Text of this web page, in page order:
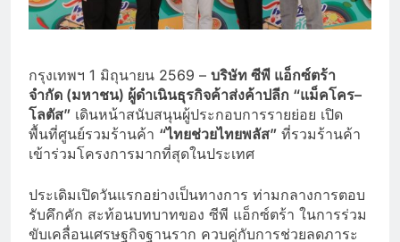
กรุงเทพฯ 1 มิถุนายน 2569 – บริษัท ซีพี แอ็กซ์ตร้า
จำกัด (มหาชน) ผู้ดำเนินธุรกิจค้าส่งค้าปลีก “แม็คโคร–
โลตัส” เดินหน้าสนับสนุนผู้ประกอบการรายย่อย เปิด
พื้นที่ศูนย์รวมร้านค้า “ไทยช่วยไทยพลัส” ที่รวมร้านค้า
เข้าร่วมโครงการมากที่สุดในประเทศ
ประเดิมเปิดวันแรกอย่างเป็นทางการ ท่ามกลางการตอบ
รับคึกคัก สะท้อนบทบาทของ ซีพี แอ็กซ์ตร้า ในการร่วม
ขับเคลื่อนเศรษฐกิจฐานราก ควบคู่กับการช่วยลดภาระ